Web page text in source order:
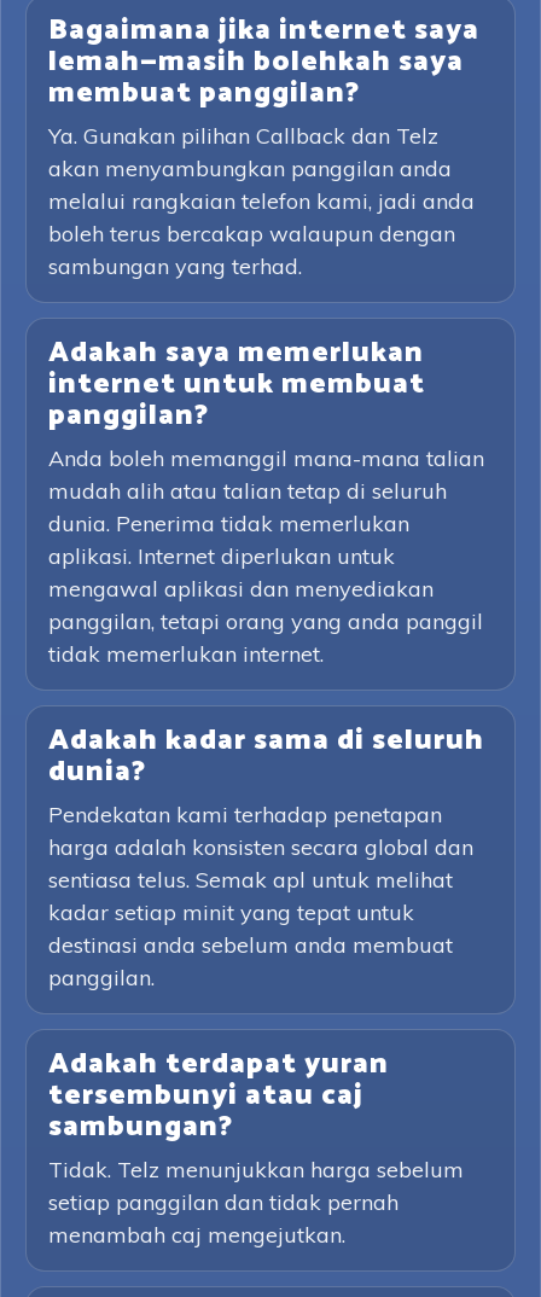
Bagaimana jika internet saya
lemah—masih bolehkah saya
membuat panggilan?
Ya. Gunakan pilihan Callback dan Telz
akan menyambungkan panggilan anda
melalui rangkaian telefon kami, jadi anda
boleh terus bercakap walaupun dengan
sambungan yang terhad.
Adakah saya memerlukan
internet untuk membuat
panggilan?
Anda boleh memanggil mana-mana talian
mudah alih atau talian tetap di seluruh
dunia. Penerima tidak memerlukan
aplikasi. Internet diperlukan untuk
mengawal aplikasi dan menyediakan
panggilan, tetapi orang yang anda panggil
tidak memerlukan internet.
Adakah kadar sama di seluruh
dunia?
Pendekatan kami terhadap penetapan
harga adalah konsisten secara global dan
sentiasa telus. Semak apl untuk melihat
kadar setiap minit yang tepat untuk
destinasi anda sebelum anda membuat
panggilan.
Adakah terdapat yuran
tersembunyi atau caj
sambungan?
Tidak. Telz menunjukkan harga sebelum
setiap panggilan dan tidak pernah
menambah caj mengejutkan.